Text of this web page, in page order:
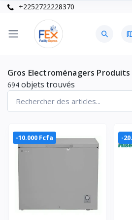
+2252722228370
Gros Electroménagers Produits
694 objets trouvés
-10.000 Fcfa -